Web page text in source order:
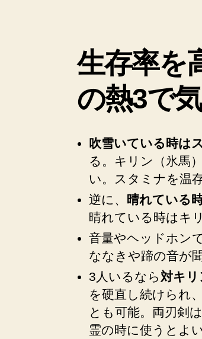
生存率を
の熱3で
吹雪いている時は
る。キリン（氷馬
い。スタミナを温
逆に、 晴れている
晴れている時はキ
音量やヘッドホン
ななきや蹄の音が
3人いるなら 対キリ
を硬直し続けられ
とも可能。両刃剣
霊の時に使うとよ